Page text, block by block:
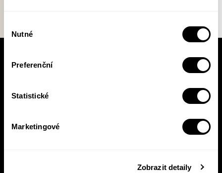
souhlasu
Nutné
Preferenční
Statistické
Marketingové
Zobrazit detaily
V pracovní době se nebudou číst noviny!
Pasece šustne, ať už vás zajímá pohled do